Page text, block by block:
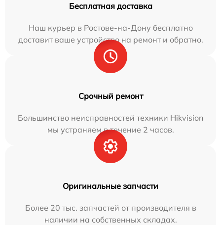
Бесплатная доставка
Наш курьер в Ростове-на-Дону бесплатно
доставит ваше устройство на ремонт и обратно.
Срочный ремонт
Большинство неисправностей техники Hikvision
мы устраняем в течение 2 часов.
Оригинальные запчасти
Более 20 тыс. запчастей от производителя в
наличии на собственных складах.